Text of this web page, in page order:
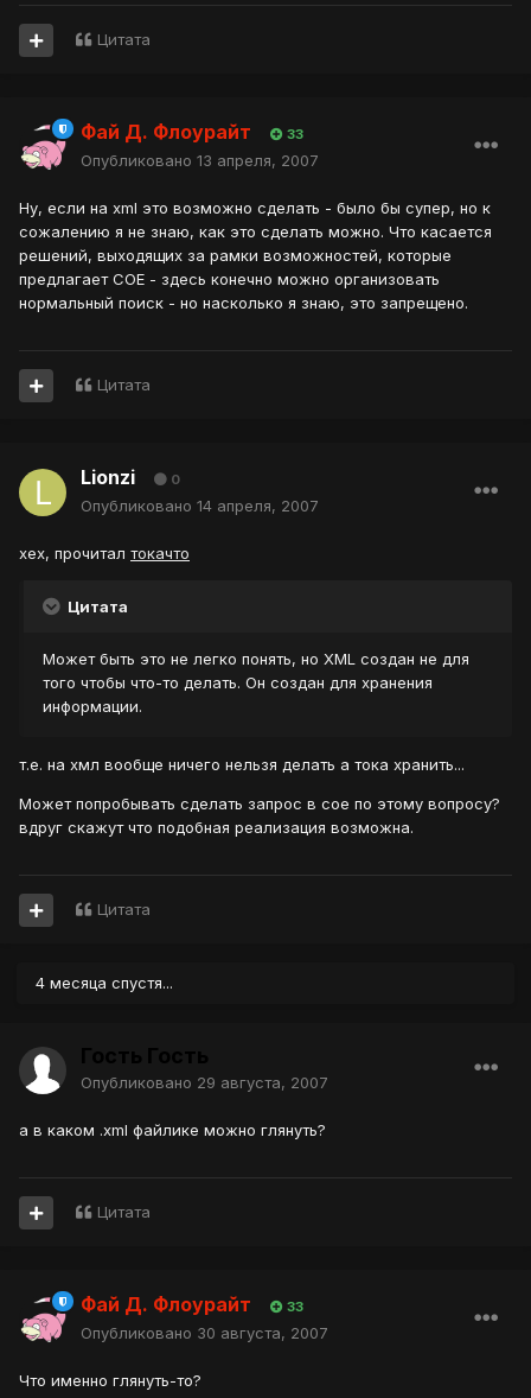
Цитата
Фай Д. Флоурайт 33
Опубликовано 13 апреля, 2007
Ну, если на xml это возможно сделать - было бы супер, но к
сожалению я не знаю, как это сделать можно. Что касается
решений, выходящих за рамки возможностей, которые
предлагает СОЕ - здесь конечно можно организовать
нормальный поиск - но насколько я знаю, это запрещено.
Цитата
Lionzi 0
Опубликовано 14 апреля, 2007
хех, прочитал токачто
Цитата
Может быть это не легко понять, но XML создан не для
того чтобы что-то делать. Он создан для хранения
информации.
т.е. на хмл вообще ничего нельзя делать а тока хранить...
Может попробывать сделать запрос в сое по этому вопросу?
вдруг скажут что подобная реализация возможна.
Цитата
4 месяца спустя...
Опубликовано 29 августа, 2007
а в каком .xml файлике можно глянуть?
Цитата
Фай Д. Флоурайт 33
Опубликовано 30 августа, 2007
Что именно глянуть-то?